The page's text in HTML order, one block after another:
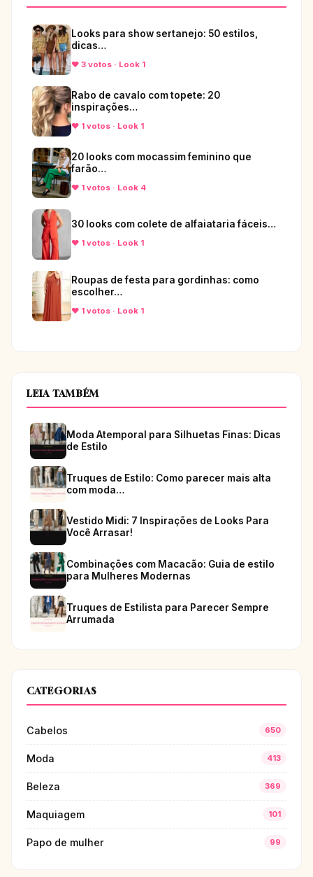
Looks para show sertanejo: 50 estilos,
dicas…
♥ 3 votos · Look 1
Rabo de cavalo com topete: 20
inspirações…
♥ 1 votos · Look 1
20 looks com mocassim feminino que
farão…
♥ 1 votos · Look 4
30 looks com colete de alfaiataria fáceis…
♥ 1 votos · Look 1
Roupas de festa para gordinhas: como
escolher…
♥ 1 votos · Look 1
LEIA TAMBÉM
Moda Atemporal para Silhuetas Finas: Dicas
de Estilo
Truques de Estilo: Como parecer mais alta
com moda…
Vestido Midi: 7 Inspirações de Looks Para
Você Arrasar!
Combinações com Macacão: Guia de estilo
para Mulheres Modernas
Truques de Estilista para Parecer Sempre
Arrumada
CATEGORIAS
Cabelos 650
Moda 413
Beleza 369
Maquiagem 101
Papo de mulher 99